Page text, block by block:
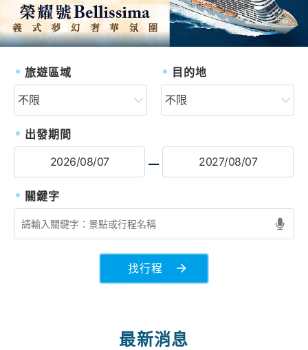
旅遊區域 目的地
出發期間
找行程
最新消息